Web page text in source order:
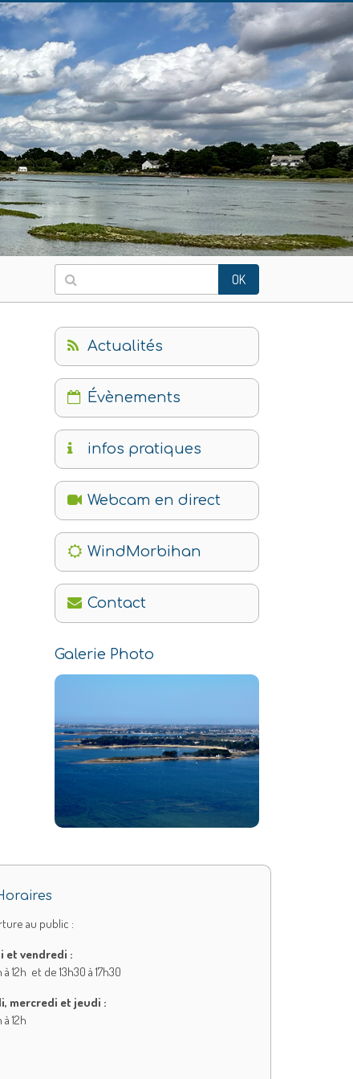
OK
Actualités
Évènements
infos pratiques
Webcam en direct
WindMorbihan
Contact
Galerie Photo
au public :
et vendredi :
12h et de 13h30 à 17h30
mercredi et jeudi :
12h